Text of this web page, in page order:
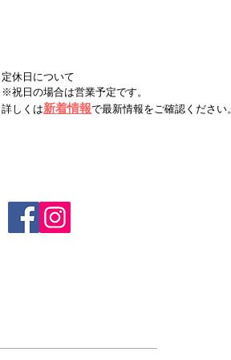
定休日について
※祝日の場合は営業予定です。
詳しくは新着情報で最新情報をご確認ください。